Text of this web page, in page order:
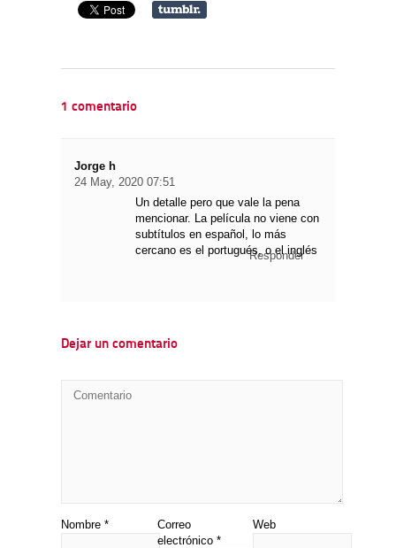
1 comentario
Jorge h
24 May, 2020 07:51
Un detalle pero que vale la pena
mencionar. La película no viene con
subtítulos en español, lo más
cercano es el portugués, o el inglés
Responder
Dejar un comentario
Nombre *
Correo
electrónico *
Web